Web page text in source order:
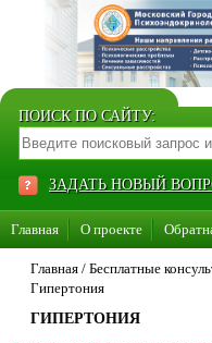
ПОИСК ПО САЙТУ:
ЗАДАТЬ НОВЫЙ
Главная О проекте
Стать консультантом нашего
Главная / Бесплатные
Гипертония
ГИПЕРТОНИЯ